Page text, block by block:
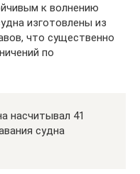
к волнению
изготовлены из
что существенно
по
насчитывал 41
судна